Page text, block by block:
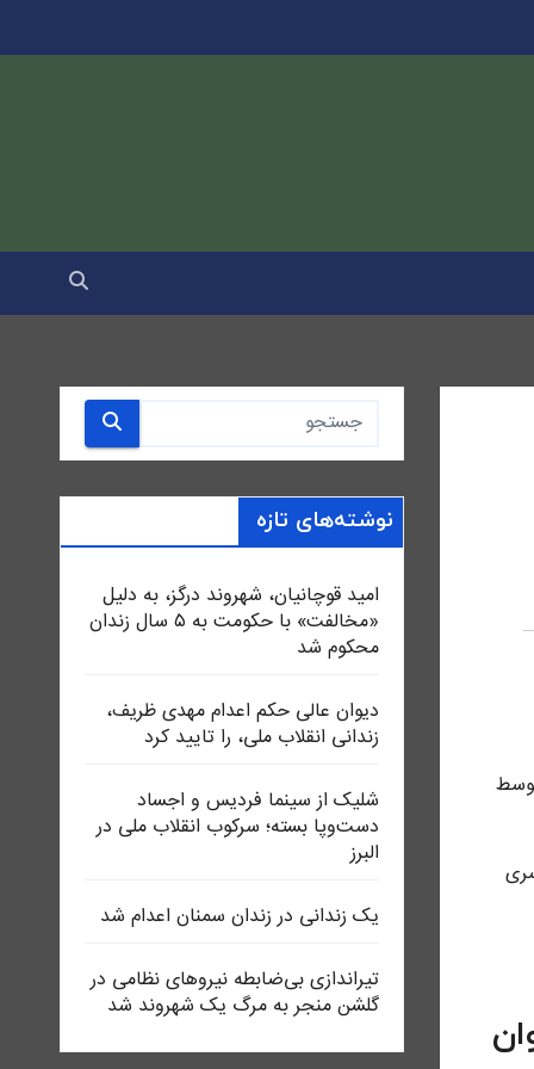
است، توسط
وی در شعبه ۹ دیوان
نوشته‌های تازه
امید قوچانیان، شهروند درگز، به دلیل
«مخالفت» با حکومت به ۵ سال زندان
محکوم شد
دیوان عالی حکم اعدام مهدی ظریف،
زندانی انقلاب ملی، را تایید کرد
شلیک از سینما فردیس و اجساد
دست‌وپا بسته؛ سرکوب انقلاب ملی در
البرز
یک زندانی در زندان سمنان اعدام شد
تیراندازی بی‌ضابطه نیروهای نظامی در
گلشن منجر به مرگ یک شهروند شد